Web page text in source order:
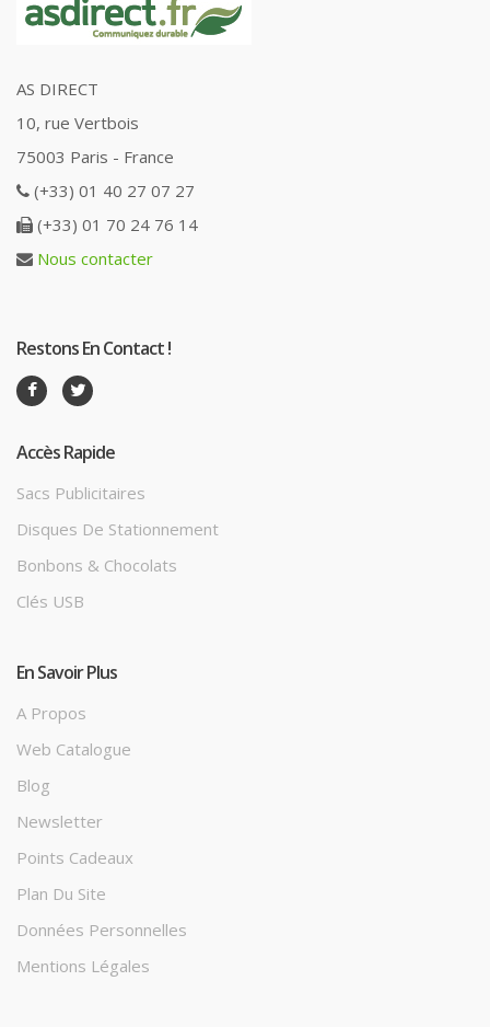
AS DIRECT
10, rue Vertbois
75003 Paris - France
(+33) 01 40 27 07 27
(+33) 01 70 24 76 14
Nous contacter
Restons En Contact !
Accès Rapide
Sacs Publicitaires
Disques De Stationnement
Bonbons & Chocolats
Clés USB
En Savoir Plus
A Propos
Web Catalogue
Blog
Newsletter
Points Cadeaux
Plan Du Site
Données Personnelles
Mentions Légales